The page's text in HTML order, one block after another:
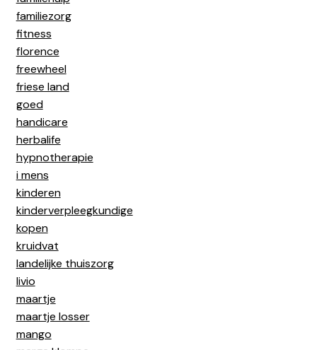
familiezorg
fitness
florence
freewheel
friese land
goed
handicare
herbalife
hypnotherapie
i mens
kinderen
kinderverpleegkundige
kopen
kruidvat
landelijke thuiszorg
livio
maartje
maartje losser
mango